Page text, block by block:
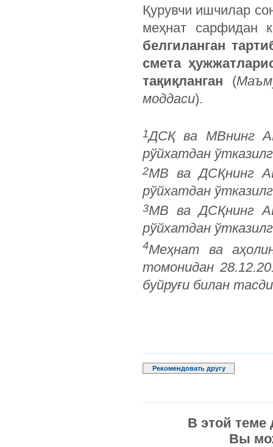
Қурувчи ишчилар
меҳнат сарфидан
белгиланган
смета
тақиқланган (
моддаси).
1ДСҚ ва МВнинг
рўйхатдан
2МВ ва ДСҚнинг
рўйхатдан
3МВ ва ДСҚнинг
рўйхатдан
4Меҳнат ва
томонидан
буйруғи билан
Рекомендовать другу
В этой теме
Вы